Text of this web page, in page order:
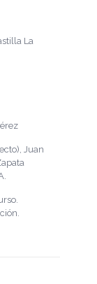
La
Juan